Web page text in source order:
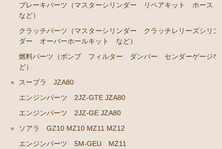
ブレーキパーツ（マスターシリンダー リペアキッ
クラッチパーツ（マスターシリンダー クラッチレリ
燃料パーツ（ポンプ フィルター ダンパー センダ
ーゲージなど）
ソアラ JZZ30 JZZ31 UZZ30 UZZ31 UZZ32
エンジンパーツ 2JZ-GE JZZ31
ブレーキパーツ（マスターシリンダー リペアキッ
ト ホース など）
ブレーキパーツ（マスターシリンダー リペアキット ホース
など）
クラッチパーツ（マスターシリンダー クラッチレリーズシリン
ダー オーバーホールキット など）
燃料パーツ（ポンプ フィルター ダンパー センダーゲージな
ど）
スープラ JZA80
エンジンパーツ 2JZ-GTE JZA80
エンジンパーツ 2JZ-GE JZA80
ソアラ GZ10 MZ10 MZ11 MZ12
エンジンパーツ 5M-GEU MZ11